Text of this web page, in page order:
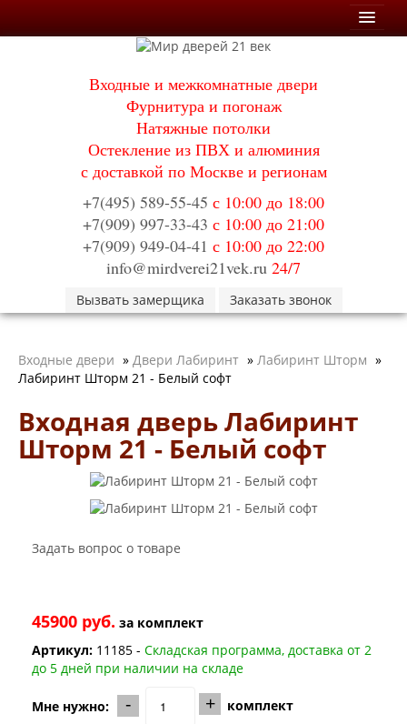
Входные двери
Двери с терморазрывом для улицы
Двери Бункер
Двери Лекс
Двери Термодор
Арктика
Стайл
Термо
Флагман
Электрозамок Смарт
Заводские двери
Лабиринт Аляска Лайт
Лабиринт Арт
Лабиринт Атлантик
Лабиринт Бетон
Лабиринт Верса
Лабиринт Версаль
Лабиринт Дверь двойная тамбурная под заказ
Лабиринт Карбон
Лабиринт Кармина
Лабиринт Классик Антик медный
Лабиринт Классик Шагрень
Лабиринт Кредор
Лабиринт Лаб Про
Входные и межкомнатные двери
Фурнитура и погонаж
Натяжные потолки
Остекление из ПВХ и алюминия
с доставкой по Москве и регионам
+7(495) 589-55-45 с 10:00 до 18:00
+7(909) 997-33-43 с 10:00 до 21:00
+7(909) 949-04-41 с 10:00 до 22:00
info@mirdverei21vek.ru 24/7
Вызвать замерщика Заказать звонок
Входные двери » Двери Лабиринт » Лабиринт Шторм »
Лабиринт Шторм 21 - Белый софт
Входная дверь Лабиринт
Шторм 21 - Белый софт
Задать вопрос о товаре
45900 руб. за комплект
Артикул: 11185 - Складская программа, доставка от 2
до 5 дней при наличии на складе
Мне нужно: - + комплект